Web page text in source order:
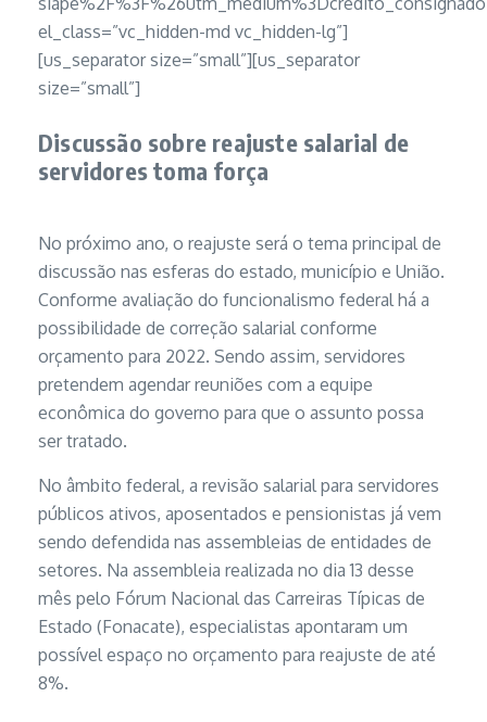
el_class=”vc_hidden-md vc_hidden-lg”]
[us_separator size=”small”][us_separator
size=”small”]
Discussão sobre reajuste salarial de
servidores toma força
No próximo ano, o reajuste será o tema principal de
discussão nas esferas do estado, município e União.
Conforme avaliação do funcionalismo federal há a
possibilidade de correção salarial conforme
orçamento para 2022. Sendo assim, servidores
pretendem agendar reuniões com a equipe
econômica do governo para que o assunto possa
ser tratado.
No âmbito federal, a revisão salarial para servidores
públicos ativos, aposentados e pensionistas já vem
sendo defendida nas assembleias de entidades de
setores. Na assembleia realizada no dia 13 desse
mês pelo Fórum Nacional das Carreiras Típicas de
Estado (Fonacate), especialistas apontaram um
possível espaço no orçamento para reajuste de até
8%.